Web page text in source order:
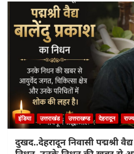
इंडिया उत्तराखंड उत्तराखण्ड देहरादून राज्य
दुखद..देहरादून निवासी पद्मश्री